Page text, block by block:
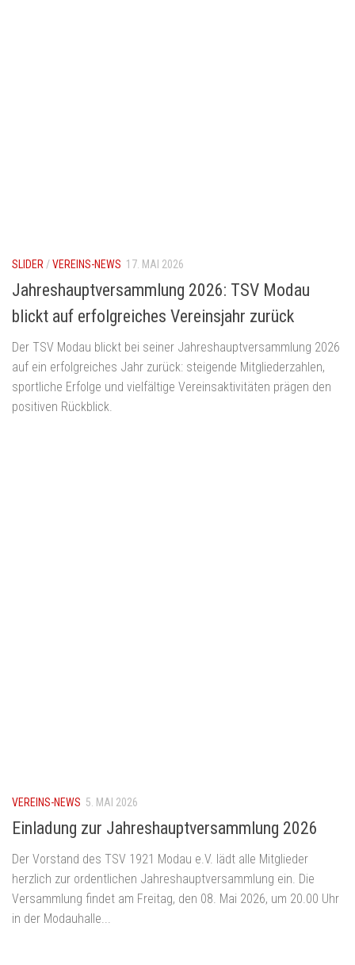
SLIDER /VEREINS-NEWS 17. MAI 2026
Jahreshauptversammlung 2026: TSV Modau
blickt auf erfolgreiches Vereinsjahr zurück
Der TSV Modau blickt bei seiner Jahreshauptversammlung 2026
auf ein erfolgreiches Jahr zurück: steigende Mitgliederzahlen,
sportliche Erfolge und vielfältige Vereinsaktivitäten prägen den
positiven Rückblick.
VEREINS-NEWS 5. MAI 2026
Einladung zur Jahreshauptversammlung 2026
Der Vorstand des TSV 1921 Modau e.V. lädt alle Mitglieder
herzlich zur ordentlichen Jahreshauptversammlung ein. Die
Versammlung findet am Freitag, den 08. Mai 2026, um 20.00 Uhr
in der Modauhalle...